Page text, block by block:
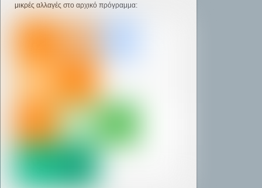
μικρές αλλαγές στο αρχικό πρόγραμμα: